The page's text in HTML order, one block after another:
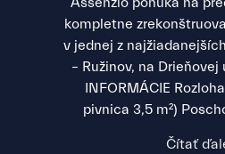
kompletne
v jednej z
– Ružinov, na Drieňovej
INFORMÁCIE
pivnica 3,5 m²)
Čítať